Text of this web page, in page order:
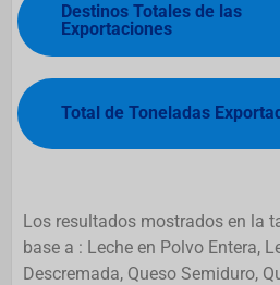
Destinos Totales de las
Exportaciones
Total de Toneladas
Los resultados mostrados en la
base a : Leche en Polvo Entera,
Descremada, Queso Semiduro,